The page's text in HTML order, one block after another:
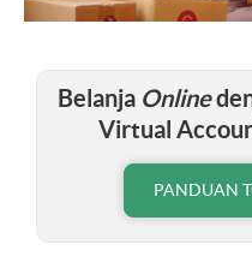
Belanja Online
Virtual
PANDUAN